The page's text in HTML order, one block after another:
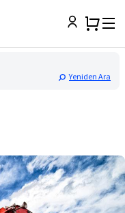
Yeniden Ara